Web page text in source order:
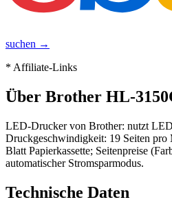
suchen →
* Affiliate-Links
Über Brother HL-
LED-Drucker von Brother: nutzt
Druckgeschwindigkeit: 19 Seiten pro
Blatt Papierkassette; Seitenpreise
automatischer Stromsparmodus.
Technische Daten